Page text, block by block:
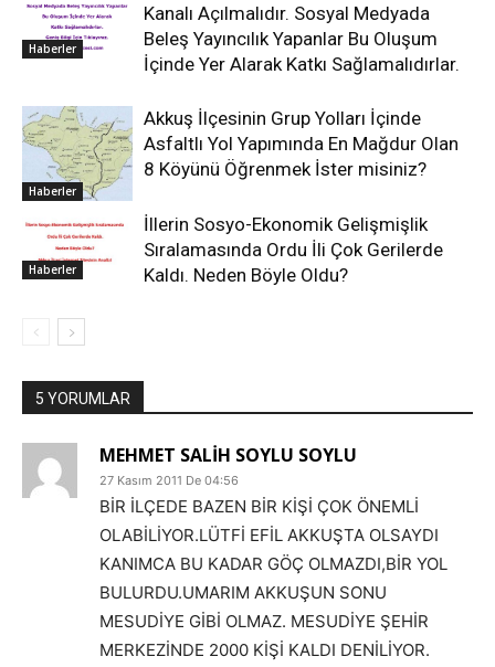
Haberler
Kanalı Açılmalıdır. Sosyal Medyada
Beleş Yayıncılık Yapanlar Bu Oluşum
İçinde Yer Alarak Katkı Sağlamalıdırlar.
Haberler
Akkuş İlçesinin Grup Yolları İçinde
Asfaltlı Yol Yapımında En Mağdur Olan
8 Köyünü Öğrenmek İster misiniz?
Haberler
İllerin Sosyo-Ekonomik Gelişmişlik
Sıralamasında Ordu İli Çok Gerilerde
Kaldı. Neden Böyle Oldu?
5 YORUMLAR
MEHMET SALİH SOYLU SOYLU
27 Kasım 2011 De 04:56
BİR İLÇEDE BAZEN BİR KİŞİ ÇOK ÖNEMLİ
OLABİLİYOR.LÜTFİ EFİL AKKUŞTA OLSAYDI
KANIMCA BU KADAR GÖÇ OLMAZDI,BİR YOL
BULURDU.UMARIM AKKUŞUN SONU
MESUDİYE GİBİ OLMAZ. MESUDİYE ŞEHİR
MERKEZİNDE 2000 KİŞİ KALDI DENİLİYOR.